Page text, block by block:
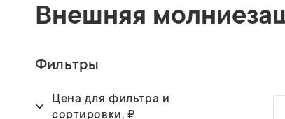
Внешняя
Фильтры
Цена для фильтра и
сортировки, ₽